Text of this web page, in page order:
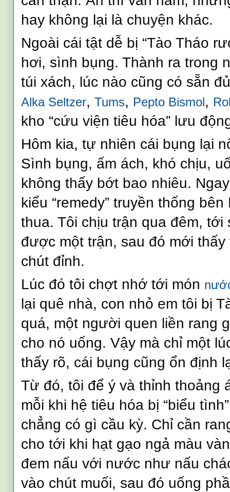
hay không lại là chuyện khác.
Ngoài cái tật dễ bị “Tào Tháo
hơi, sình bụng. Thành ra trong
túi xách, lúc nào cũng có sẵn
Alka Seltzer,Tums, Pepto Bismol,
kho “cứu viện tiêu hóa” lưu
Hôm kia, tự nhiên cái bụng lại
Sình bụng, ấm ách, khó chịu,
không thấy bớt bao nhiêu.
kiểu “remedy” truyền thống
thua. Tôi chịu trận qua đêm, tới
được một trận, sau đó mới
chút đỉnh.
Lúc đó tôi chợt nhớ tới món
lại quê nhà, con nhỏ em tôi bị
quá, một người quen liền rang
cho nó uống. Vậy mà chỉ một
thấy rõ, cái bụng cũng ổn định
Từ đó, tôi để ý và thỉnh thoảng
mỗi khi hệ tiêu hóa bị “biểu
chẳng có gì cầu kỳ. Chỉ cần
cho tới khi hạt gạo ngả màu
đem nấu với nước như nấu
vào chút muối, sau đó uống